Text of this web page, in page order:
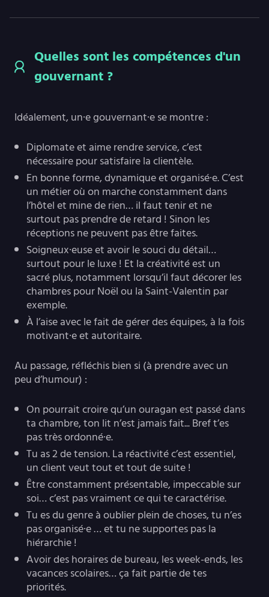
Quelles sont les compétences d'un
gouvernant ?
Idéalement, un·e gouvernant·e se montre :
Diplomate et aime rendre service, c’est
nécessaire pour satisfaire la clientèle.
En bonne forme, dynamique et organisé·e. C’est
un métier où on marche constamment dans
l’hôtel et mine de rien… il faut tenir et ne
surtout pas prendre de retard ! Sinon les
réceptions ne peuvent pas être faites.
Soigneux·euse et avoir le souci du détail…
surtout pour le luxe ! Et la créativité est un
sacré plus, notamment lorsqu’il faut décorer les
chambres pour Noël ou la Saint-Valentin par
exemple.
À l’aise avec le fait de gérer des équipes, à la fois
motivant·e et autoritaire.
Au passage, réfléchis bien si (à prendre avec un
peu d’humour) :
On pourrait croire qu’un ouragan est passé dans
ta chambre, ton lit n’est jamais fait... Bref t’es
pas très ordonné·e.
Tu as 2 de tension. La réactivité c’est essentiel,
un client veut tout et tout de suite !
Être constamment présentable, impeccable sur
soi… c’est pas vraiment ce qui te caractérise.
Tu es du genre à oublier plein de choses, tu n’es
pas organisé·e … et tu ne supportes pas la
hiérarchie !
Avoir des horaires de bureau, les week-ends, les
vacances scolaires… ça fait partie de tes
priorités.